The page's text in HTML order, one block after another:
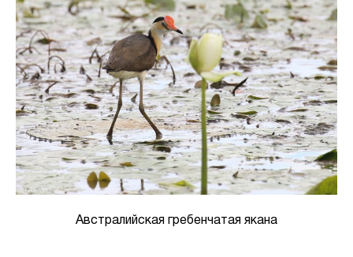
Австралийская гребенчатая якана